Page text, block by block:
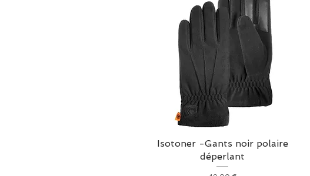
Isotoner -Gants noir polaire
déperlant